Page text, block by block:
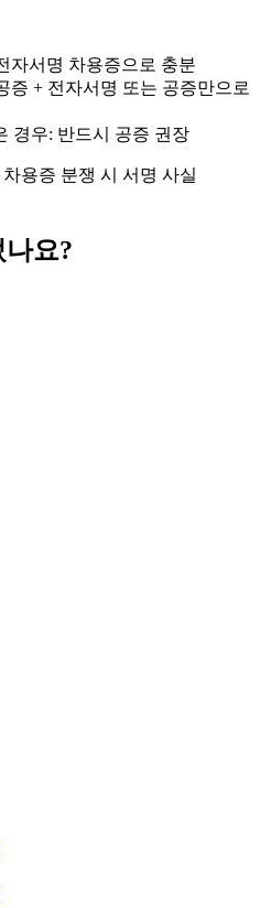
자서명 차용증으로 충분
증 + 전자서명 또는 공증만으로
경우: 반드시 공증 권장
용증 분쟁 시 서명 사실
요?